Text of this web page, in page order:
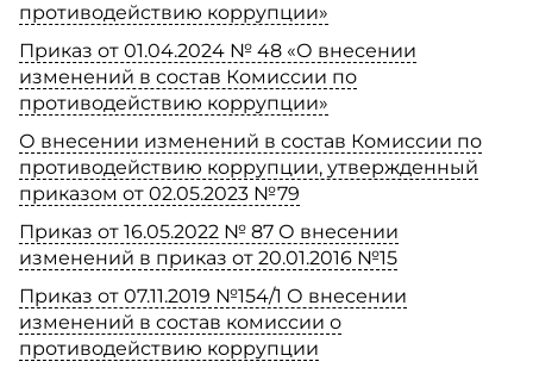
противодействию коррупции»
Приказ от 01.04.2024 № 48 «О внесении
изменений в состав Комиссии по
противодействию коррупции»
О внесении изменений в состав Комиссии по
противодействию коррупции, утвержденный
приказом от 02.05.2023 №79
Приказ от 16.05.2022 № 87 О внесении
изменений в приказ от 20.01.2016 №15
Приказ от 07.11.2019 №154/1 О внесении
изменений в состав комиссии о
противодействию коррупции